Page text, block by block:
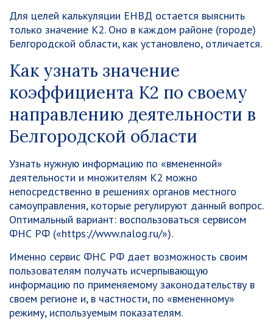
Для целей калькуляции ЕНВД остается выяснить
только значение К2. Оно в каждом районе (городе)
Белгородской области, как установлено, отличается.
Как узнать значение
коэффициента К2 по своему
направлению деятельности в
Белгородской области
Узнать нужную информацию по «вмененной»
деятельности и множителям К2 можно
непосредственно в решениях органов местного
самоуправления, которые регулируют данный вопрос.
Оптимальный вариант: воспользоваться сервисом
ФНС РФ («https://www.nalog.ru/»).
Именно сервис ФНС РФ дает возможность своим
пользователям получать исчерпывающую
информацию по применяемому законодательству в
своем регионе и, в частности, по «вмененному»
режиму, используемым показателям.